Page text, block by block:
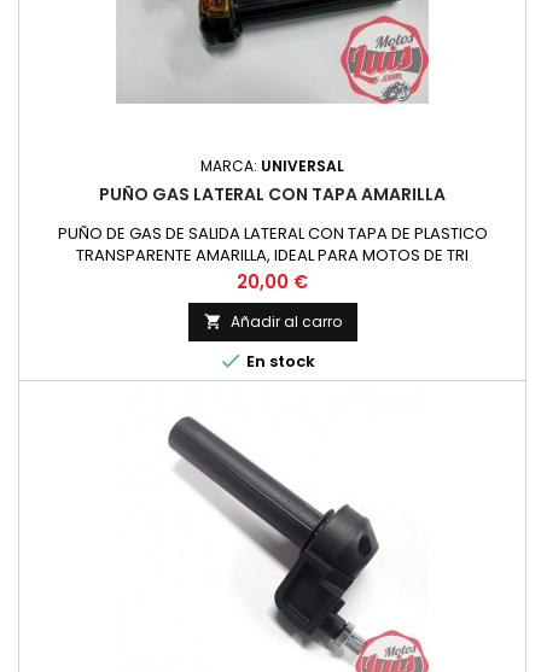
MARCA: UNIVERSAL
PUÑO GAS LATERAL CON TAPA AMARILLA
PUÑO DE GAS DE SALIDA LATERAL CON TAPA DE PLASTICO
TRANSPARENTE AMARILLA, IDEAL PARA MOTOS DE TRI
Precio
20,00 €
 Añadir al carro
 En stock